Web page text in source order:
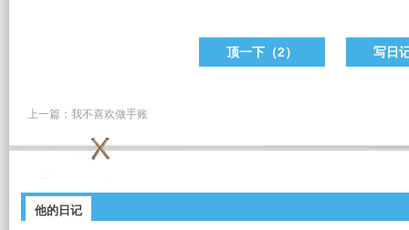
顶一下（2） 写日
上一篇： 我不喜欢做手账
他的日记